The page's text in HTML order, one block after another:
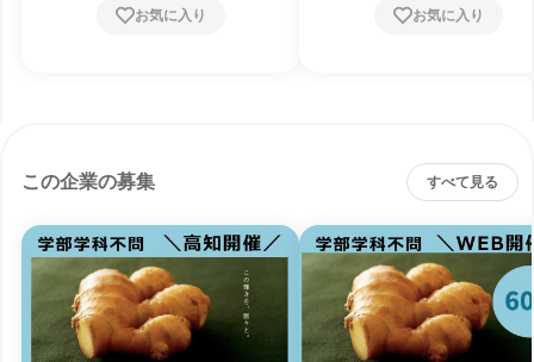
お気に入り お気に入り
この企業の募集 すべて見る